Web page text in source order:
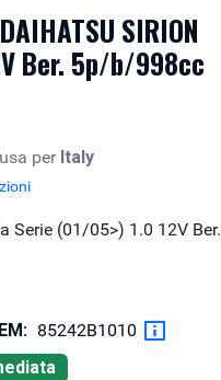
SIRION
Ber. 5p/b/998cc
per Italy
Serie (01/05>) 1.0 12V Ber.
85242B1010